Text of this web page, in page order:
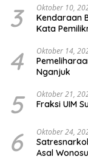
3 Oktober 10,
Kendaraan
Kata
4 Oktober 14,
Nganjuk
5 Oktober 21,
Fraksi UIM
6 Oktober 24,
Asal